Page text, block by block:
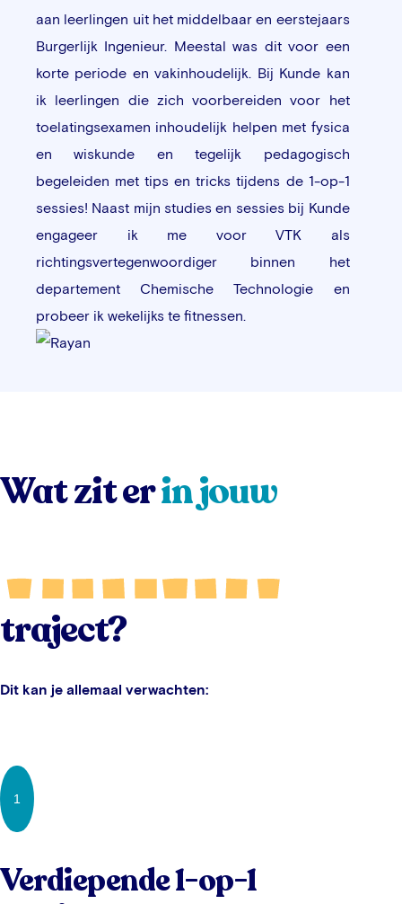
aan leerlingen uit het middelbaar en eerstejaars
Burgerlijk Ingenieur. Meestal was dit voor een
korte periode en vakinhoudelijk. Bij Kunde kan
ik leerlingen die zich voorbereiden voor het
toelatingsexamen inhoudelijk helpen met fysica
en wiskunde en tegelijk pedagogisch
begeleiden met tips en tricks tijdens de 1-op-1
sessies! Naast mijn studies en sessies bij Kunde
engageer ik me voor VTK als
richtingsvertegenwoordiger binnen het
departement Chemische Technologie en
probeer ik wekelijks te fitnessen.
Wat zit erin jouw
traject?
Dit kan je allemaal verwachten:
1
Verdiepende 1-op-1